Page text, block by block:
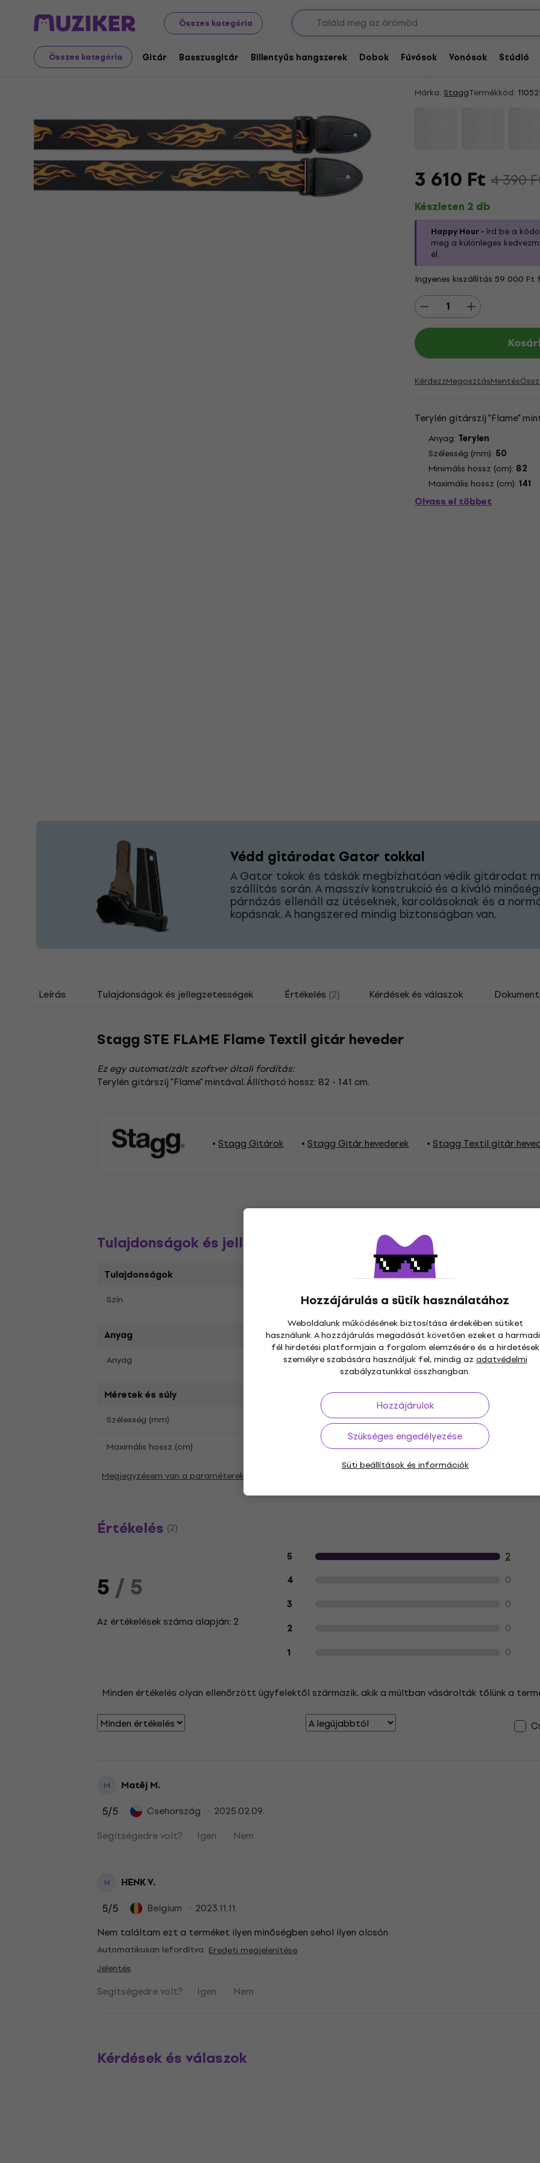
Összes kategória
Összes kategória Gitár Basszusgitár Billentyűs hangszerek Dobok Fúvósok Vonósok Stúdió
Hozzájárulás a sütik használatához
Weboldalunk működésének biztosítása érdekében sütiket
használunk. A hozzájárulás megadását követően ezeket a
fél hirdetési platformjain a forgalom elemzésére és a hirdetések
személyre szabására használjuk fel, mindig azadatvédelmi
szabályzatunkkal összhangban.
Hozzájárulok
Szükséges engedélyezése
Süti beállítások és információk
Hangszerek Gitár Gitár hevederek
Textil gitár hevederek
HAPPY HOUR
Akció
Stagg STE FLAME
Márka: StaggTermékkód:
3 610 Ft 4 390
Készleten 2 db
Happy Hour - írd be a
meg a különleges
él.
Ingyenes kiszállítás 59 000
KérdezzMegosztásMentés
Terylén gitárszíj "Flame"
Anyag: Terylen
Szélesség (mm): 50
Minimális hossz (cm): 82
Maximális hossz (cm): 141
Olvass el többet
Védd gitárodat Gator tokkal
A Gator tokok és táskák megbízhatóan védik gitárodat
szállítás során. A masszív konstrukció és a kiváló
párnázás ellenáll az ütéseknek, karcolásoknak és a
kopásnak. A hangszered mindig biztonságban van.
Leírás Tulajdonságok és jellegzetességek Értékelés (2) Kérdések és válaszok
Stagg STE FLAME Flame Textil gitár heveder
Ez egy automatizált szoftver általi fordítás:
Terylén gitárszíj "Flame" mintával. Állítható hossz: 82 - 141 cm.
Stagg Gitárok Stagg Gitár hevederek Stagg Textil gitár
Tulajdonságok és jellegzetességek
Tulajdonságok
Szín Szín a gyártó szerint
Anyag
Anyag
Méretek és súly
Szélesség (mm)
Minimális hossz (cm)
Maximális hossz (cm)
Megjegyzésem van a paraméterekkel kapcsolatban
Értékelés (2)
5/ 5
Az értékelések száma alapján: 2
Vásárlói vélemények a termékről
5 2
4 0
3 0
2 0
1 0
Minden értékelés olyan ellenőrzött ügyfelektől származik, akik a múltban vásárolták tőlünk a
M Matěj M.
5/5 Csehország
2025.02.09.
Segítségedre volt?
Igen Nem
H HENK V.
5/5 Belgium
2023.11.11.
Nem találtam ezt a terméket ilyen minőségben sehol ilyen olcsón
Automatikusan lefordítva Eredeti megjelenítése
Jelentés
Segítségedre volt? Igen Nem
Kérdések és válaszok